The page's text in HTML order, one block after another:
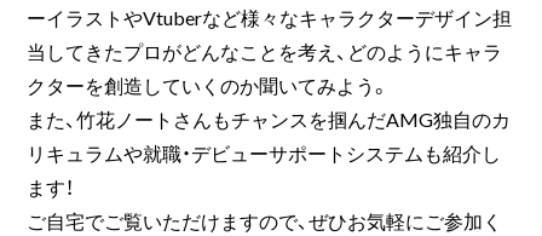
ーイラストやVtuberなど様々なキャラクターデザイン担
当してきたプロがどんなことを考え、どのようにキャラ
クターを創造していくのか聞いてみよう。
また、竹花ノートさんもチャンスを掴んだAMG独自のカ
リキュラムや就職・デビューサポートシステムも紹介し
ます！
ご自宅でご覧いただけますので、ぜひお気軽にご参加く